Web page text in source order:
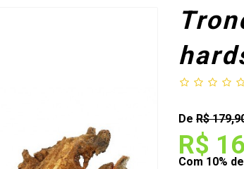
De R$
R$
Com 10%